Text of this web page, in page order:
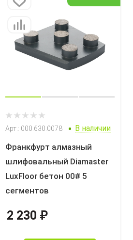
Арт.: 000.630.0078 В наличии
Франкфурт алмазный
шлифовальный Diamaster
LuxFloor бетон 00# 5
сегментов
2 230 ₽